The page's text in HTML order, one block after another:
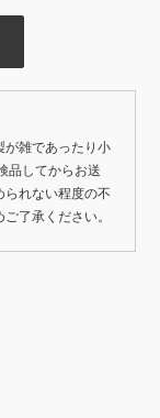
が雑であったり小
品してからお送
られない程度の不
了承ください。